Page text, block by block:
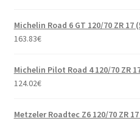
Michelin Road 6 GT 120/70 ZR 17
163.83€
Michelin Pilot Road 4 120/70 ZR
124.02€
Metzeler Roadtec Z6 120/70 ZR